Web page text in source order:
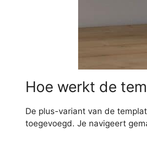
Hoe werkt de
De plus-variant van de
toegevoegd. Je navigeert